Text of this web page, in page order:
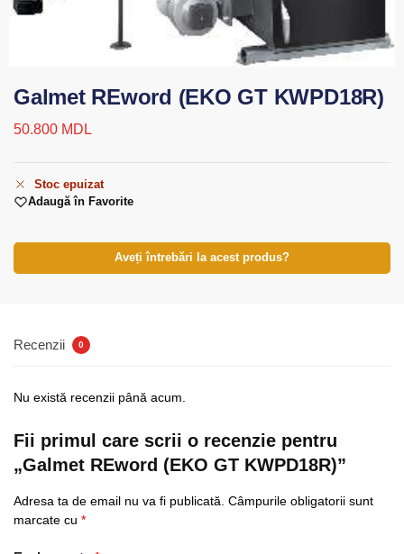
Galmet REword (EKO GT KWPD18R)
50.800 MDL
Stoc epuizat
Adaugă în Favorite
Aveți întrebări la acest produs?
Recenzii 0
Nu există recenzii până acum.
Fii primul care scrii o recenzie pentru
„Galmet REword (EKO GT KWPD18R)”
Adresa ta de email nu va fi publicată. Câmpurile obligatorii sunt
marcate cu *